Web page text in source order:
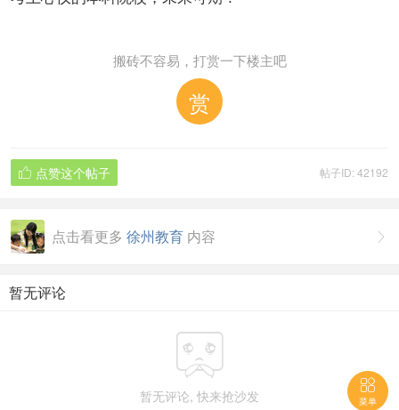
搬砖不容易，打赏一下楼主吧
赏
帖子ID: 42192
 点赞这个帖子

点击看更多 徐州教育 内容
暂无评论

暂无评论, 快来抢沙发

菜单